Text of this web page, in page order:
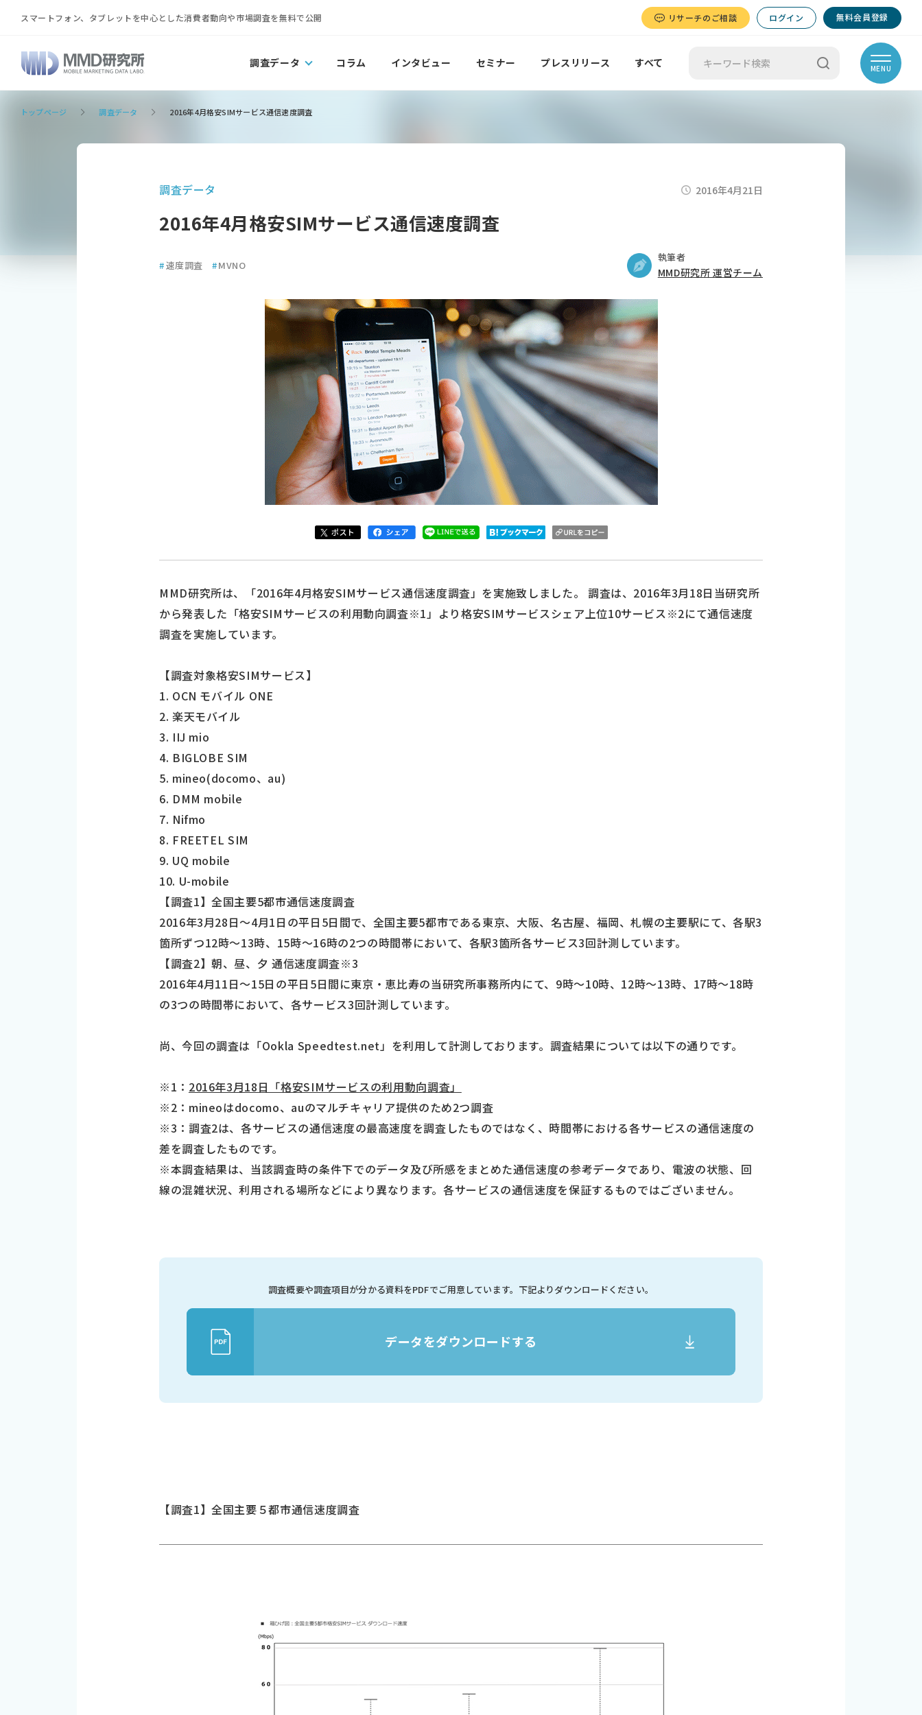
スマートフォン、タブレットを中心とした消費者動向や市場調査を無料で公開 リサーチのご相談 ログイン 無料会員登録
調査データ コラム インタビュー セミナー プレスリリース すべて MENU
トップページ 調査データ 2016年4月格安SIMサービス通信速度調査
調査データ 2016年4月21日
2016年4月格安SIMサービス通信速度調査
#速度調査 #MVNO
執筆者
MMD研究所 運営チーム
MMD研究所は、「2016年4月格安SIMサービス通信速度調査」を実施致しました。 調査は、2016年3月18日当研究所
から発表した「格安SIMサービスの利用動向調査※1」より格安SIMサービスシェア上位10サービス※2にて通信速度
調査を実施しています。
【調査対象格安SIMサービス】
1. OCN モバイル ONE
2. 楽天モバイル
3. IIJ mio
4. BIGLOBE SIM
5. mineo(docomo、au)
6. DMM mobile
7. Nifmo
8. FREETEL SIM
9. UQ mobile
10. U-mobile
【調査1】全国主要5都市通信速度調査
2016年3月28日～4月1日の平日5日間で、全国主要5都市である東京、大阪、名古屋、福岡、札幌の主要駅にて、各駅3
箇所ずつ12時～13時、15時～16時の2つの時間帯において、各駅3箇所各サービス3回計測しています。
【調査2】朝、昼、夕 通信速度調査※3
2016年4月11日～15日の平日5日間に東京・恵比寿の当研究所事務所内にて、9時～10時、12時～13時、17時～18時
の3つの時間帯において、各サービス3回計測しています。
尚、今回の調査は「Ookla Speedtest.net」を利用して計測しております。調査結果については以下の通りです。
※1： 2016年3月18日「格安SIMサービスの利用動向調査」
※2：mineoはdocomo、auのマルチキャリア提供のため2つ調査
※3：調査2は、各サービスの通信速度の最高速度を調査したものではなく、時間帯における各サービスの通信速度の
差を調査したものです。
※本調査結果は、当該調査時の条件下でのデータ及び所感をまとめた通信速度の参考データであり、電波の状態、回
線の混雑状況、利用される場所などにより異なります。各サービスの通信速度を保証するものではございません。
調査概要や調査項目が分かる資料をPDFでご用意しています。 下記よりダウンロードください。
データをダウンロードする
【調査1】全国主要５都市通信速度調査